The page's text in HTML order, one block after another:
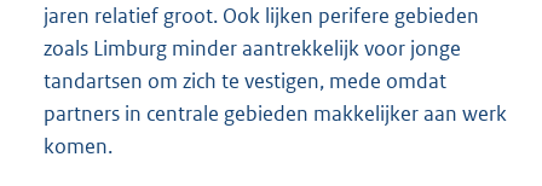
jaren relatief groot. Ook lijken perifere gebieden
zoals Limburg minder aantrekkelijk voor jonge
tandartsen om zich te vestigen, mede omdat
partners in centrale gebieden makkelijker aan werk
komen.